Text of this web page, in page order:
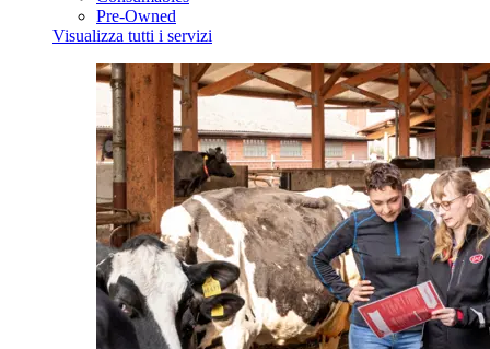
Pre-Owned
Visualizza tutti i servizi